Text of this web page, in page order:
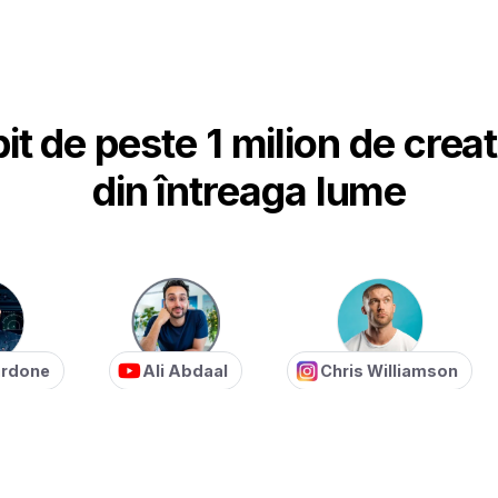
de peste 1 milion de
din întreaga lume
Ali Abdaal Chris Williamson